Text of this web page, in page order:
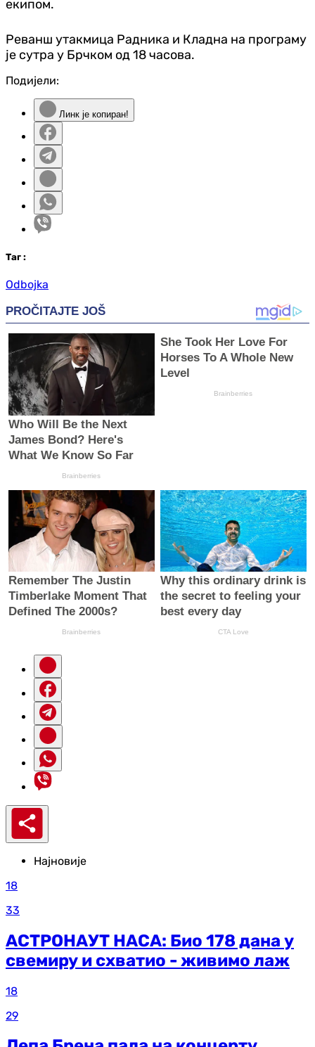
екипом.
Реванш утакмица Радника и Кладна на програму
је сутра у Брчком од 18 часова.
Подијели:
Линк је копиран!
Таг :
Odbojka
Најновије
18
33
АСТРОНАУТ НАСА: Био 178 дана у
свемиру и схватио - живимо лаж
18
29